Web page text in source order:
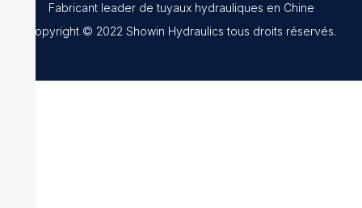
Fabricant leader de tuyaux hydrauliques en Chine
Copyright © 2022 Showin Hydraulics tous droits réservés.